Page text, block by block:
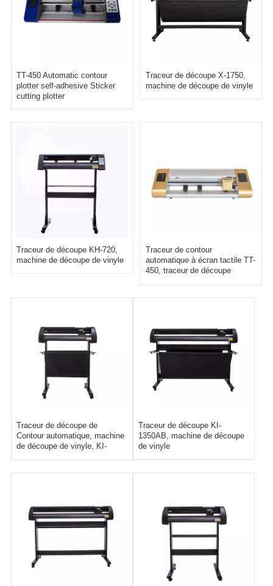
TT-450 Automatic contour
plotter self-adhesive Sticker
cutting plotter
Traceur de découpe X-1750,
machine de découpe de vinyle
Traceur de découpe KH-720,
machine de découpe de vinyle
Traceur de contour
automatique à écran tactile TT-
450, traceur de découpe
Traceur de découpe de
Contour automatique, machine
de découpe de vinyle, KI-
Traceur de découpe KI-
1350AB, machine de découpe
de vinyle